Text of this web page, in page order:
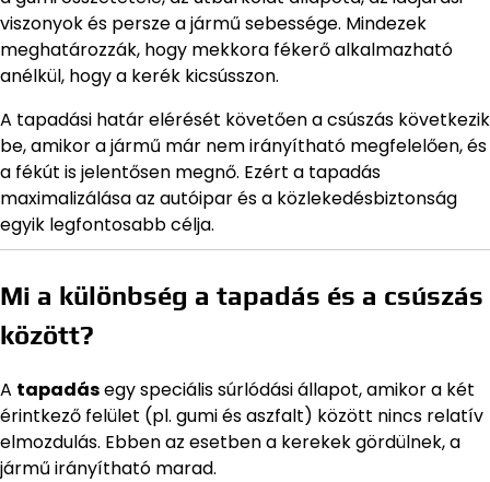
viszonyok és persze a jármű sebessége. Mindezek
meghatározzák, hogy mekkora fékerő alkalmazható
anélkül, hogy a kerék kicsússzon.
A tapadási határ elérését követően a csúszás következik
be, amikor a jármű már nem irányítható megfelelően, és
a fékút is jelentősen megnő. Ezért a tapadás
maximalizálása az autóipar és a közlekedésbiztonság
egyik legfontosabb célja.
Mi a különbség a tapadás és a csúszás
között?
A tapadásegy speciális súrlódási állapot, amikor a két
érintkező felület (pl. gumi és aszfalt) között nincs relatív
elmozdulás. Ebben az esetben a kerekek gördülnek, a
jármű irányítható marad.